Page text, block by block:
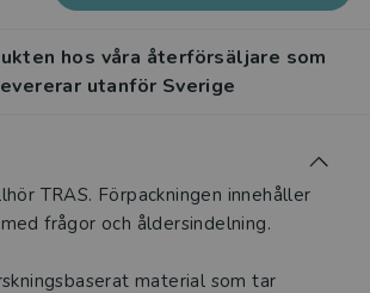
hos våra återförsäljare som
utanför Sverige
TRAS. Förpackningen innehåller
frågor och åldersindelning.
material som tar